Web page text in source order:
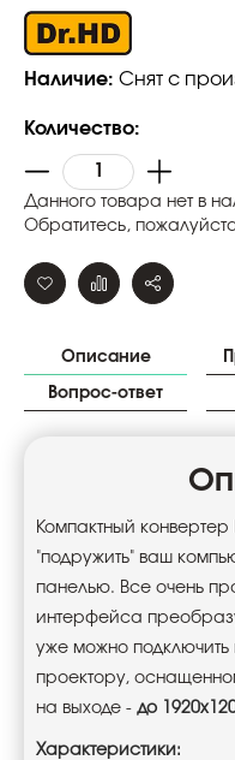
Наличие: Снят с
Количество:
Данного товара нет в
Обратитесь,
Описание
Вопрос-ответ
Компактный
"подружить" ваш
панелью. Все очень
интерфейса
уже можно подключить
проектору,
на выходе - до
Характеристики: